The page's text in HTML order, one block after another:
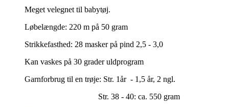
Meget velegnet til babytøj.
Løbelængde: 220 m på 50 gram
Strikkefasthed: 28 masker på pind 2,5 - 3,0
Kan vaskes på 30 grader uldprogram
Garnforbrug til en trøje: Str. 1år - 1,5 år, 2 ngl.
Str. 38 - 40: ca. 550 gram